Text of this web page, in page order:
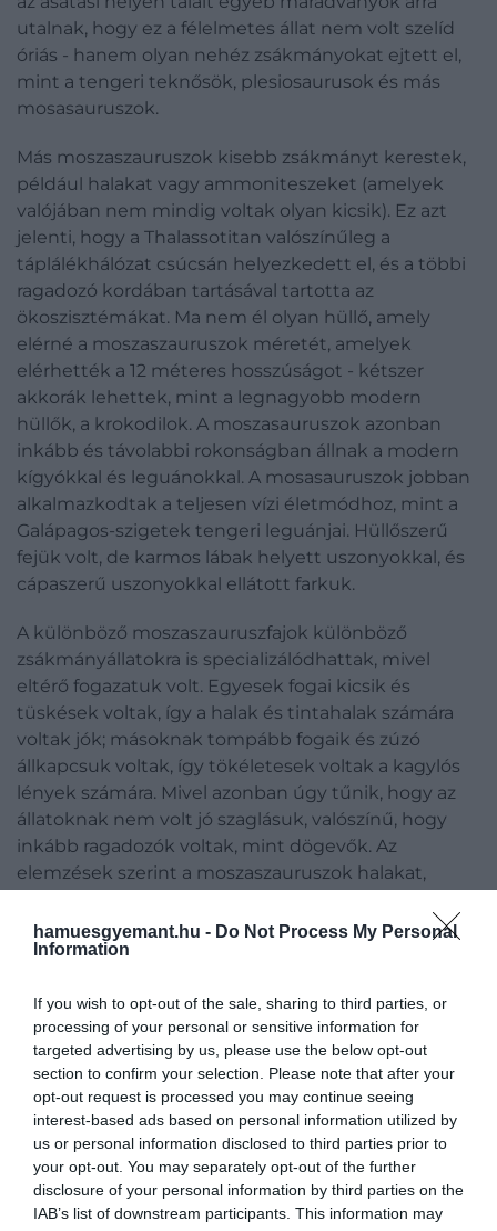
hamuesgyemant.hu - Do Not Process My Personal
Information
If you wish to opt-out of the sale, sharing to third parties, or
processing of your personal or sensitive information for
targeted advertising by us, please use the below opt-out
section to confirm your selection. Please note that after your
opt-out request is processed you may continue seeing
interest-based ads based on personal information utilized by
us or personal information disclosed to third parties prior to
your opt-out. You may separately opt-out of the further
disclosure of your personal information by third parties on the
IAB’s list of downstream participants. This information may
utalnak, hogy ez a félelmetes állat nem volt szelíd
óriás - hanem olyan nehéz zsákmányokat ejtett el,
mint a tengeri teknősök, plesiosaurusok és más
mosasauruszok.
Más moszaszauruszok kisebb zsákmányt kerestek,
például halakat vagy ammoniteszeket (amelyek
valójában nem mindig voltak olyan kicsik). Ez azt
jelenti, hogy a Thalassotitan valószínűleg a
táplálékhálózat csúcsán helyezkedett el, és a többi
ragadozó kordában tartásával tartotta az
ökoszisztémákat. Ma nem él olyan hüllő, amely
elérné a moszaszauruszok méretét, amelyek
elérhették a 12 méteres hosszúságot - kétszer
akkorák lehettek, mint a legnagyobb modern
hüllők, a krokodilok. A moszasauruszok azonban
inkább és távolabbi rokonságban állnak a modern
kígyókkal és leguánokkal. A mosasauruszok jobban
alkalmazkodtak a teljesen vízi életmódhoz, mint a
Galápagos-szigetek tengeri leguánjai. Hüllőszerű
fejük volt, de karmos lábak helyett uszonyokkal, és
cápaszerű uszonyokkal ellátott farkuk.
A különböző moszaszauruszfajok különböző
zsákmányállatokra is specializálódhattak, mivel
eltérő fogazatuk volt. Egyesek fogai kicsik és
tüskések voltak, így a halak és tintahalak számára
voltak jók; másoknak tompább fogaik és zúzó
állkapcsuk voltak, így tökéletesek voltak a kagylós
lények számára. Mivel azonban úgy tűnik, hogy az
állatoknak nem volt jó szaglásuk, valószínű, hogy
inkább ragadozók voltak, mint dögevők. Az
elemzések szerint a moszaszauruszok halakat,
moszaszauruszokat, sőt még madarakat is ettek.
Úgy tűnik, a Thalassotitan a legvadabbak közé
rétegeiben fedezték fel, amely régió gazdag
változatos és kiválóan megőrződött kréta- és
miocén kori fosszíliákban.
A maradványok között koponyák, csigolyák,
végtagcsontok és ujjpercek találhatók. Ezek
együttesen lehetővé tették a Thalassotitan
koponyájának, állkapcsának és fogainak, valamint
csontvázának, vállainak és mellső végtagjainak